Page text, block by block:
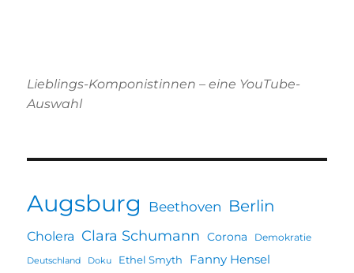
Lieblings-Komponistinnen – eine YouTube-
Auswahl
Augsburg Beethoven Berlin
Cholera Clara Schumann Corona Demokratie
Deutschland Doku Ethel Smyth Fanny Hensel